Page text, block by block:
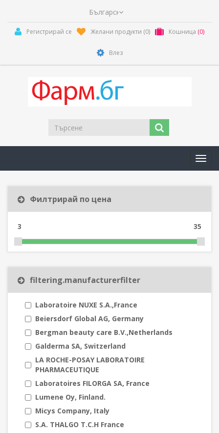
Регистрирай се Желани продукти (0) Кошница (0)
Влез
Филтрирай по цена
3 35
filtering.manufacturerfilter
Laboratoire NUXE S.A.,France
Beiersdorf Global AG, Germany
Bergman beauty care B.V.,Netherlands
Galderma SA, Switzerland
LA ROCHE-POSAY LABORATOIRE
PHARMACEUTIQUE
Laboratoires FILORGA SA, France
Lumene Oy, Finland.
Micys Company, Italy
S.A. THALGO T.C.H France